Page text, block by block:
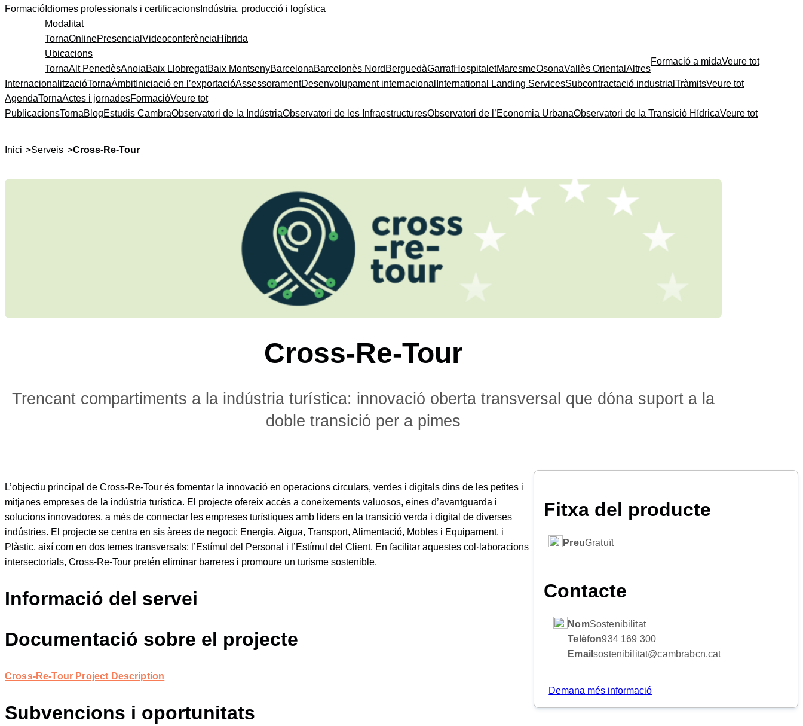
Formació Idiomes professionals i certificacions Indústria, producció i logística
Modalitat
TornaOnlinePresencial VideoconferènciaHíbrida
Ubicacions
TornaAlt PenedèsAnoiaBaix LlobregatBaix MontsenyBarcelonaBarcelonès Nord BerguedàGarrafHospitaletMaresmeOsonaVallès Oriental Altres
Formació a midaVeure tot
InternacionalitzacióTornaÀmbitIniciació en l’exportacióAssessoramentDesenvolupament internacional International Landing ServicesSubcontractació industrial TràmitsVeure tot
AgendaTornaActes i jornadesFormacióVeure tot
PublicacionsTornaBlogEstudis CambraObservatori de la IndústriaObservatori de les InfraestructuresObservatori de l’Economia UrbanaObservatori de la Transició HídricaVeure tot
Inici >Serveis >Cross-Re-Tour
Cross-Re-Tour
Trencant compartiments a la indústria turística: innovació oberta transversal que dóna suport a la
doble transició per a pimes
L’objectiu principal de Cross-Re-Tour és fomentar la innovació en operacions circulars, verdes i digitals dins de les petites i
mitjanes empreses de la indústria turística. El projecte ofereix accés a coneixements valuosos, eines d’avantguarda i
solucions innovadores, a més de connectar les empreses turístiques amb líders en la transició verda i digital de diverses
indústries. El projecte se centra en sis àrees de negoci: Energia, Aigua, Transport, Alimentació, Mobles i Equipament, i
Plàstic, així com en dos temes transversals: l’Estímul del Personal i l’Estímul del Client. En facilitar aquestes col·laboracions
intersectorials, Cross-Re-Tour pretén eliminar barreres i promoure un turisme sostenible.
Informació del servei
Documentació sobre el projecte
Cross-Re-Tour Project Description
Subvencions i oportunitats
Fitxa del producte
PreuGratuït
Contacte
NomSostenibilitat
Telèfon934 169 300
Emailsostenibilitat@cambrabcn.cat
Demana més informació